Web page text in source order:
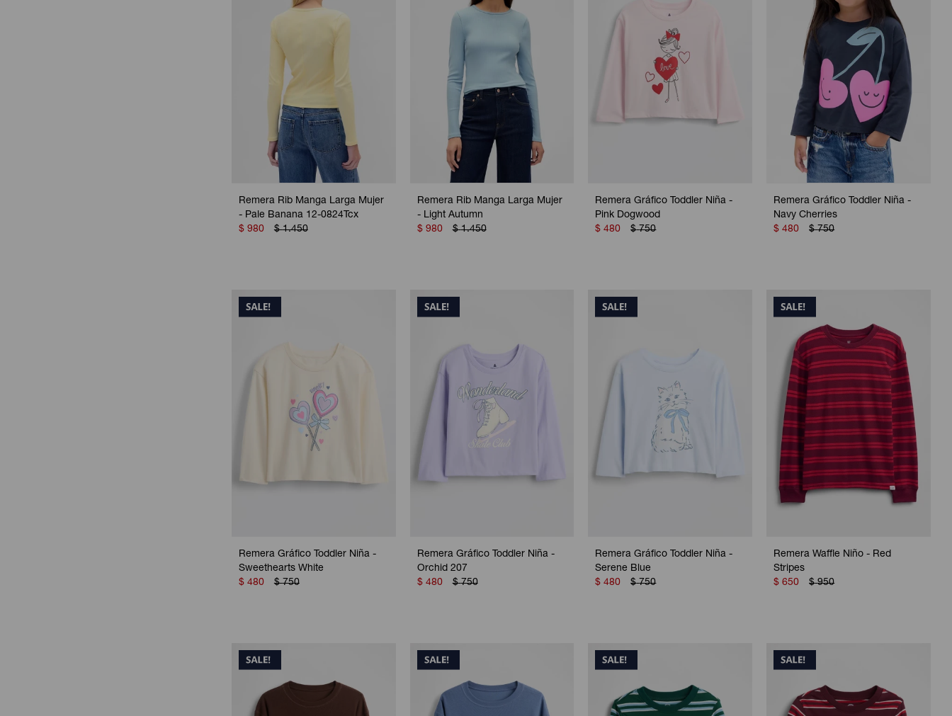
Remera Rib Manga Larga Mujer
- Pale Banana 12-0824Tcx
$ 980 $ 1.450
Remera Rib Manga Larga Mujer
- Light Autumn
$ 980 $ 1.450
Remera Gráfico Toddler Niña -
Pink Dogwood
$ 480 $ 750
Remera Gráfico Toddler Niña -
Navy Cherries
$ 480 $ 750
Remera Gráfico Toddler Niña -
Sweethearts White
$ 480 $ 750
Remera Gráfico Toddler Niña -
Orchid 207
$ 480 $ 750
Remera Gráfico Toddler Niña -
Serene Blue
$ 480 $ 750
Remera Waffle Niño - Red
Stripes
$ 650 $ 950